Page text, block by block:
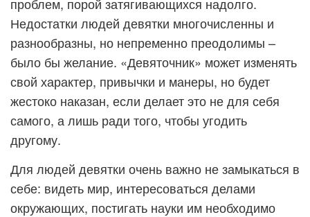
Недостатки людей девятки многочисленны и
разнообразны, но непременно преодолимы –
было бы желание. «Девяточник» может изменять
свой характер, привычки и манеры, но будет
жестоко наказан, если делает это не для себя
самого, а лишь ради того, чтобы угодить
другому.
Для людей девятки очень важно не замыкаться в
себе: видеть мир, интересоваться делами
окружающих, постигать науки им необходимо